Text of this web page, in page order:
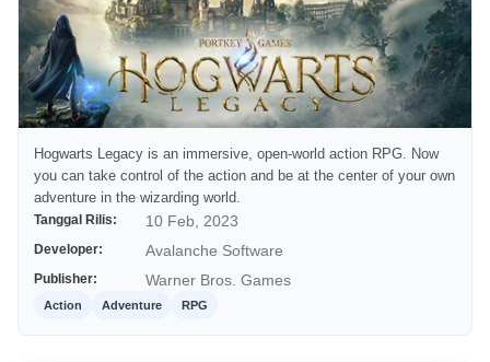
Hogwarts Legacy is an immersive, open-world action RPG. Now
you can take control of the action and be at the center of your own
adventure in the wizarding world.
Tanggal Rilis: 10 Feb, 2023
Developer: Avalanche Software
Publisher: Warner Bros. Games
Action Adventure RPG